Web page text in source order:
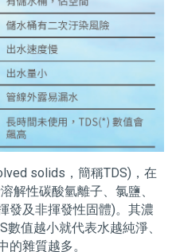
solids，簡稱TDS)，在
解性碳酸氫離子、氯鹽、
發及非揮發性固體)。其濃
值越小就代表水越純淨、
的雜質越多。